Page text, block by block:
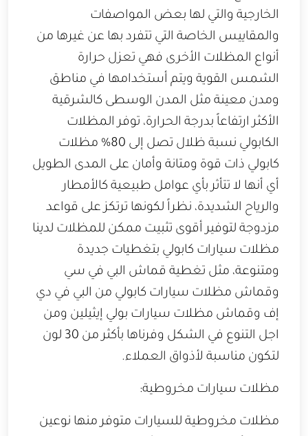
الخارجية والتي لها بعض المواصفات
والمقاييس الخاصة التي تتفرد بها عن غيرها من
أنواع المظلات الأخرى فهي تعزل حرارة
الشمس القوية ويتم أستخدامها في مناطق
ومدن معينة مثل المدن الوسطى كالشرقية
الأكثر ارتفاعاً بدرجة الحرارة، توفر المظلات
الكابولي نسبة ظلال تصل إلى 80% مظلات
كابولي ذات قوة ومتانة وأمان على المدى الطويل
أي أنها لا تتأثر بأي عوامل طبيعية كالأمطار
والرياح الشديدة، نظراً لكونها ترتكز على قواعد
مزدوجة لتوفير أقوى تثبيت ممكن للمظلات لدينا
مظلات سيارات كابولي بتغطيات جديدة
ومتنوعة، مثل تغطية قماش البي في سي
وقماش مظلات سيارات كابولي من البي في دي
إف وقماش مظلات سيارات بولي إيثيلين ومن
اجل التنوع في الشكل وفرناها بأكثر من 30 لون
لتكون مناسبة لأذواق العملاء.
مظلات سيارات مخروطية:
مظلات مخروطية للسيارات متوفر منها نوعين